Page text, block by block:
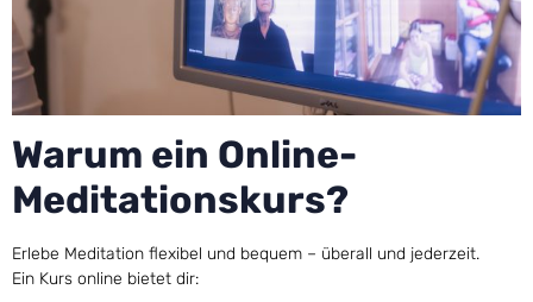
Warum ein Online-
Meditationskurs?
Erlebe Meditation flexibel und bequem – überall und jederzeit.
Ein Kurs online bietet dir: